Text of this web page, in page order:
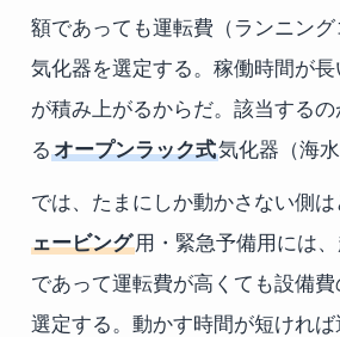
額であっても運転費（ランニン
気化器を選定する。稼働時間が
が積み上がるからだ。該当する
る オープンラック式気化器（海
では、たまにしか動かさない側は
ェービング用・緊急予備用には
であって運転費が高くても設備
選定する。動かす時間が短ければ